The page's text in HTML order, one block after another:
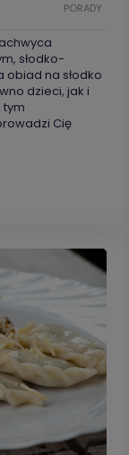
PORADY
słodko-
obiad na słodko
dzieci, jak i
Cię